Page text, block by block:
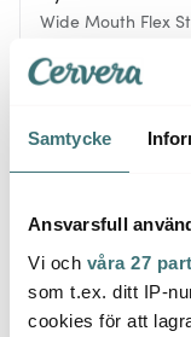
Samtycke
Ansvarsfull
Vi och våra 27
som t.ex. ditt IP-
cookies för att
Wide Mouth Flex
188 kr 269 kr
Låt dig